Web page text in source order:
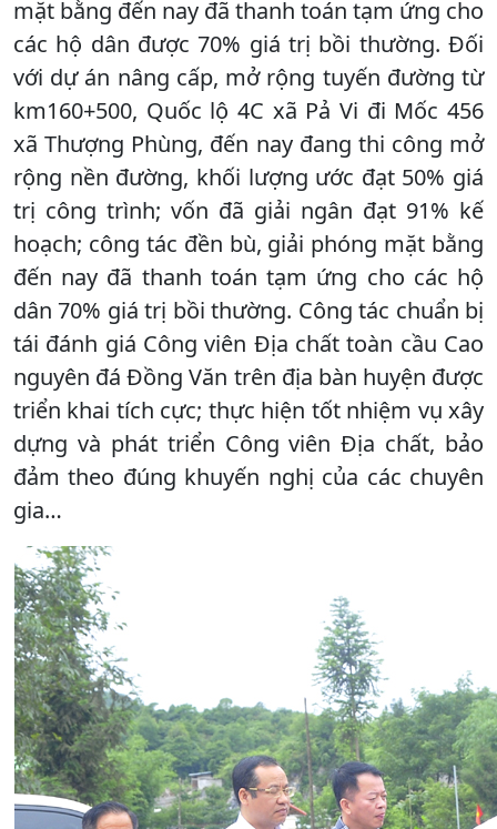
mặt bằng đến nay đã thanh toán tạm ứng cho
các hộ dân được 70% giá trị bồi thường. Đối
với dự án nâng cấp, mở rộng tuyến đường từ
km160+500, Quốc lộ 4C xã Pả Vi đi Mốc 456
xã Thượng Phùng, đến nay đang thi công mở
rộng nền đường, khối lượng ước đạt 50% giá
trị công trình; vốn đã giải ngân đạt 91% kế
hoạch; công tác đền bù, giải phóng mặt bằng
đến nay đã thanh toán tạm ứng cho các hộ
dân 70% giá trị bồi thường. Công tác chuẩn bị
tái đánh giá Công viên Địa chất toàn cầu Cao
nguyên đá Đồng Văn trên địa bàn huyện được
triển khai tích cực; thực hiện tốt nhiệm vụ xây
dựng và phát triển Công viên Địa chất, bảo
đảm theo đúng khuyến nghị của các chuyên
gia…